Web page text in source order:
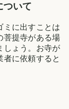
ついて
ミに出すことは
菩提寺がある場
しょう。お寺が
者に依頼すると